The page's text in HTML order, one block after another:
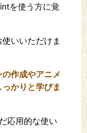
を使う方に覚
いいただけま
作成やアニメ
かりと学びま
応用的な使い